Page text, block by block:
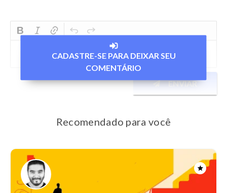
ENVIAR
CADASTRE-SE PARA DEIXAR SEU
COMENTÁRIO
Recomendado para você